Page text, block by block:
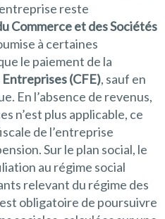
reste
Commerce et des Sociétés
à certaines
le paiement de la
(CFE), sauf en
En l’absence de revenus,
n’est plus applicable, ce
de l’entreprise
Sur le plan social, le
au régime social
relevant du régime des
obligatoire de poursuivre